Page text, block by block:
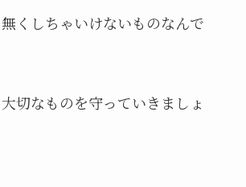
くしちゃいけないものなんで
切なものを守っていきましょ